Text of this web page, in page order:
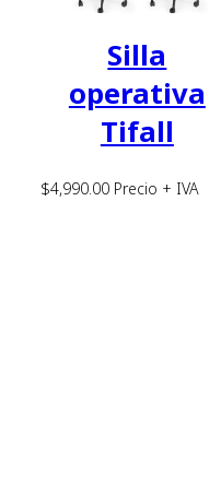
Silla
operativa
Tifall
$4,990.00Precio + IVA